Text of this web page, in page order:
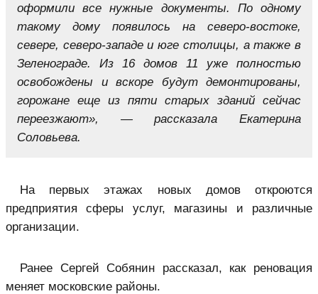
оформили все нужные документы. По одному
такому дому появилось на северо-востоке,
севере, северо-западе и юге столицы, а также в
Зеленограде. Из 16 домов 11 уже полностью
освобождены и вскоре будут демонтированы,
горожане еще из пяти старых зданий сейчас
переезжают», — рассказала Екатерина
Соловьева.
На первых этажах новых домов откроются
предприятия сферы услуг, магазины и различные
организации.
Ранее Сергей Собянин рассказал, как реновация
меняет московские районы.